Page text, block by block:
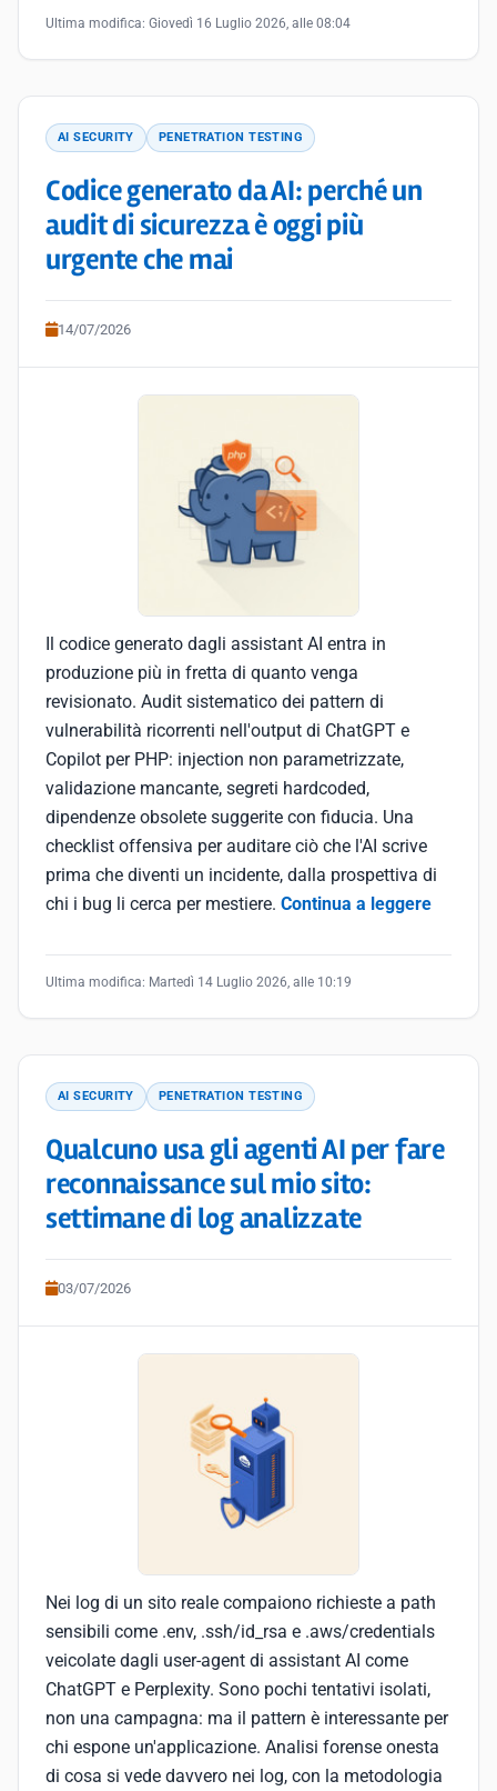
Ultima modifica: Giovedì 16 Luglio 2026, alle 08:04
AI SECURITY PENETRATION TESTING
Codice generato da AI: perché un
audit di sicurezza è oggi più
urgente che mai
14/07/2026
Il codice generato dagli assistant AI entra in
produzione più in fretta di quanto venga
revisionato. Audit sistematico dei pattern di
vulnerabilità ricorrenti nell'output di ChatGPT e
Copilot per PHP: injection non parametrizzate,
validazione mancante, segreti hardcoded,
dipendenze obsolete suggerite con fiducia. Una
checklist offensiva per auditare ciò che l'AI scrive
prima che diventi un incidente, dalla prospettiva di
chi i bug li cerca per mestiere. Continua a leggere
Ultima modifica: Martedì 14 Luglio 2026, alle 10:19
AI SECURITY PENETRATION TESTING
Qualcuno usa gli agenti AI per fare
reconnaissance sul mio sito:
settimane di log analizzate
03/07/2026
Nei log di un sito reale compaiono richieste a path
sensibili come .env, .ssh/id_rsa e .aws/credentials
veicolate dagli user-agent di assistant AI come
ChatGPT e Perplexity. Sono pochi tentativi isolati,
non una campagna: ma il pattern è interessante per
chi espone un'applicazione. Analisi forense onesta
di cosa si vede davvero nei log, con la metodologia